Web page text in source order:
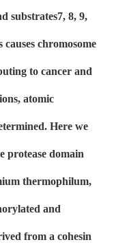
substrates7, 8, 9,
chromosome
to cancer and
atomic
Here we
protease domain
thermophilum,
and
from a cohesin